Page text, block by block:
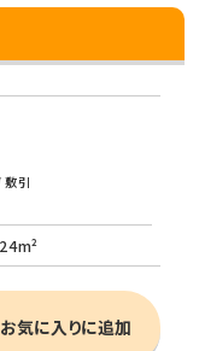
引
お気に入りに追加